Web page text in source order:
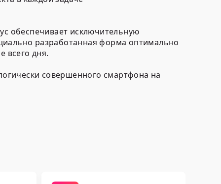
обеспечивает исключительную
разработанная форма оптимально
всего дня.
совершенного смартфона на